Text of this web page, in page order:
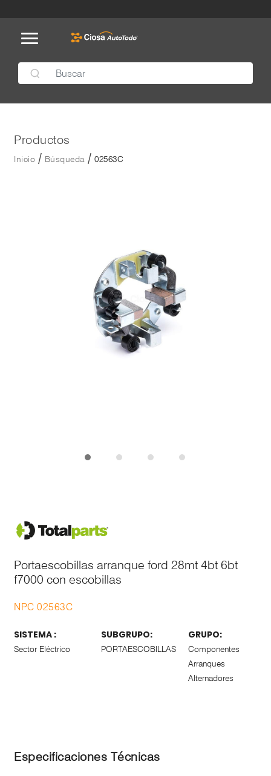
Productos
Inicio / Búsqueda / 02563C
Portaescobillas arranque ford 28mt 4bt 6bt
f7000 con escobillas
NPC 02563C
SISTEMA :
Sector Eléctrico
SUBGRUPO:
PORTAESCOBILLAS
GRUPO:
Componentes
Arranques
Alternadores
Especificaciones Técnicas